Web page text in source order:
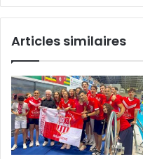
Articles similaires